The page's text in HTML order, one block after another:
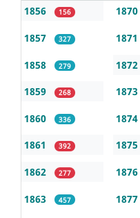
1856 156
1857 327
1858 279
1859 268
1860 336
1861 392
1862 277
1863 457
1870
1871
1872
1873
1874
1875
1876
1877